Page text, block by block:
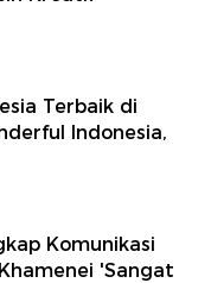
Terbaik di
Indonesia,
Komunikasi
'Sangat